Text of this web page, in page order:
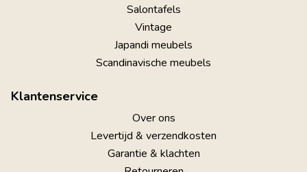
Salontafels
Vintage
Japandi meubels
Scandinavische meubels
Klantenservice
Over ons
Levertijd & verzendkosten
Garantie & klachten